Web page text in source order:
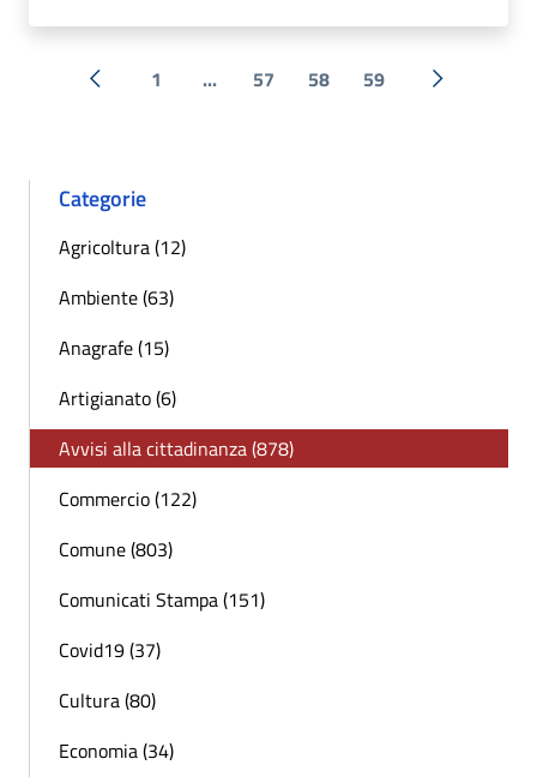
« Precedente
1 ... 57 58 59 Successiva
Categorie
Agricoltura (12)
Ambiente (63)
Anagrafe (15)
Artigianato (6)
Avvisi alla cittadinanza (878)
Commercio (122)
Comune (803)
Comunicati Stampa (151)
Covid19 (37)
Cultura (80)
Economia (34)